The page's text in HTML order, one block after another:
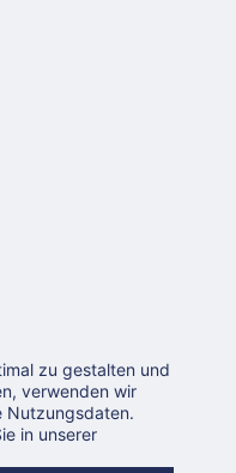
Datenschutzerklärung
zu gestalten und
verwenden wir
Nutzungsdaten.
in unserer